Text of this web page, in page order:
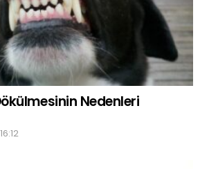
Nedenleri